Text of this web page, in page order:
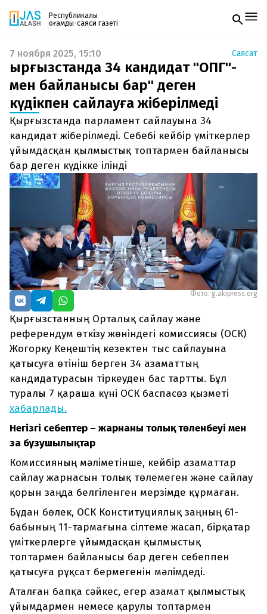
Республикалық
қоғамдық-саяси газеті
Жаңалықтар
Спорт
Live
Руханият
Аймақ
Архив
Заң және тәртіп
Редакциямен байланыс
+7 708 604 51 06
Жарнама бөлімі
+7 701 220 64 52
zhasalash100@gmail.com
Газетке жазылу
PDF форматтағы газетті ай сайын электронды
поштаңызға алып отырыңыз. Жаңа нөмір
шыққан сәтте сізге бірден жіберіледі. Тек email
енгізіңіз, біз қалғанын өзіміз жібереміз.
7 ноября 2025, 15:10 Саясат
Қырғызстанда 34 кандидат "ОПГ"-
мен байланысы бар" деген
күдікпен сайлауға жіберілмеді
Қырғызстанда парламент сайлауына 34
кандидат жіберілмеді. Себебі кейбір үміткерлер
ұйымдасқан қылмыстық топтармен байланысы
бар деген күдікке ілінді
Фото: g.akipress.org
Қырғызстанның Орталық сайлау және
референдум өткізу жөніндегі комиссиясы (ОСК)
Жогорку Кеңештің кезектен тыс сайлауына
қатысуға өтініш берген 34 азаматтың
кандидатурасын тіркеуден бас тартты. Бұл
туралы 7 қараша күні ОСК баспасөз қызметі
хабарлады.
Негізгі себептер – жарнаның толық төленбеуі мен
заң бұзушылықтар
Комиссияның мәліметінше, кейбір азаматтар
сайлау жарнасын толық төлемеген және сайлау
қорын заңда белгіленген мерзімде құрмаған.
Бұдан бөлек, ОСК Конституциялық заңның 61-
бабының 11-тармағына сілтеме жасап, бірқатар
үміткерлерге ұйымдасқан қылмыстық
топтармен байланысы бар деген себеппен
қатысуға рұқсат бермегенін мәлімдеді.
Аталған бапқа сәйкес, егер азамат қылмыстық
ұйымдармен немесе қарулы топтармен